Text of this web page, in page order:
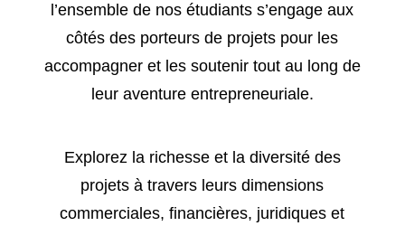
l’ensemble de nos étudiants s’engage aux
côtés des porteurs de projets pour les
accompagner et les soutenir tout au long de
leur aventure entrepreneuriale.
Explorez la richesse et la diversité des
projets à travers leurs dimensions
commerciales, financières, juridiques et